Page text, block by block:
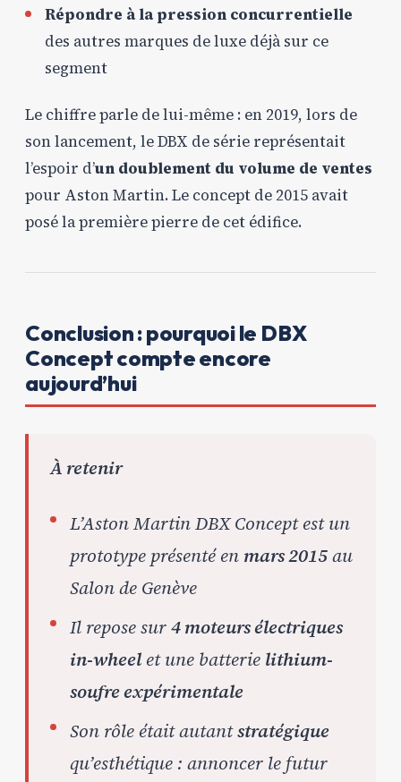
Répondre à la pression concurrentielle
des autres marques de luxe déjà sur ce
segment
Le chiffre parle de lui-même : en 2019, lors de
son lancement, le DBX de série représentait
l’espoir d’un doublement du volume de ventes
pour Aston Martin. Le concept de 2015 avait
posé la première pierre de cet édifice.
Conclusion : pourquoi le DBX
Concept compte encore
aujourd’hui
À retenir
L’Aston Martin DBX Concept est un
prototype présenté en mars 2015au
Salon de Genève
Il repose sur4 moteurs électriques
in-wheel et une batterie lithium-
soufre expérimentale
Son rôle était autantstratégique
qu’esthétique : annoncer le futur